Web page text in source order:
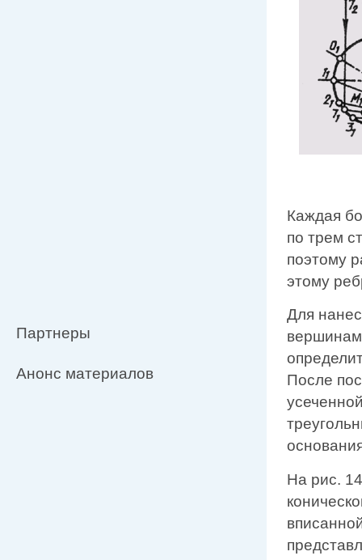
Партнеры
Анонс материалов
Каждая
по трем
поэтому
этому
Для
После
На рис.